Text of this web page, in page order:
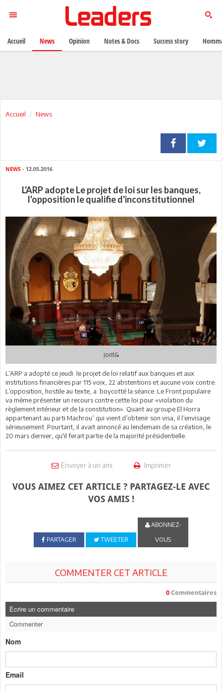
Accueil News
NEWS - 12.05.2016
L'ARP adopte Le projet de loi sur les banques,
l'opposition le qualifie d'inconstitutionnel
jorit&
L’ARP a adopté ce jeudi le projet de loi relatif aux banques et aux
institutions financières par 115 voix, 22 abstentions et aucune voix contre.
L’opposition, hostile au texte, a boycotté la séance. Le Front populaire
va même présenter un recours contre cette loi pour «violation du
règlement intérieur et de la constitution». Quant au groupe El Horra
appartenant au parti Machrou’ qui vient d’obtenir son visa, il l’envisage
sérieusement. Pourtant, il avait annoncé au lendemain de sa création, le
20 mars dernier, qu'il ferait partie de la majorité présidentielle.
Envoyer à un ami Imprimer
VOUS AIMEZ CET ARTICLE ? PARTAGEZ-LE AVEC
VOS AMIS !
PARTAGER TWEETER
ABONNEZ-
VOUS
COMMENTER CET ARTICLE
0 Commentaires
Ecrire un commentaire
Commenter
Nom
Email
Accueil News Opinion Notes & Docs Success story